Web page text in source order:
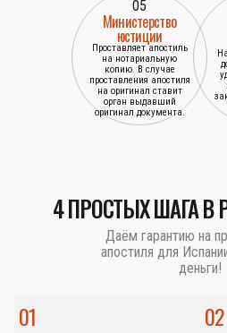
05
Министерство
юстиции
Проставляет апостиль
на нотариальную
копию. В случае
проставления апостиля
на оригинал ставит
орган выдавший
оригинал документа.
4 ПРОСТЫХ ШАГА В
Даём гарантию на
апостиля для
деньги!
01 02